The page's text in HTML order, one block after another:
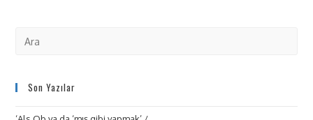
Son Yazılar